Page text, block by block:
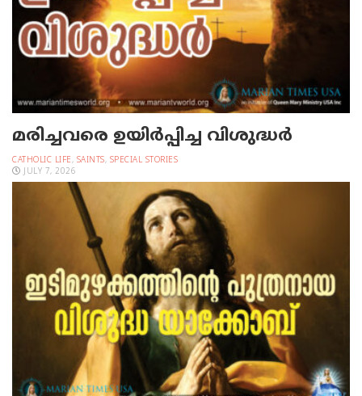
മരിച്ചവരെ ഉയിര്‍പ്പിച്ച വിശുദ്ധര്‍
CATHOLIC LIFE, SAINTS, SPECIAL STORIES
JULY 7, 2026